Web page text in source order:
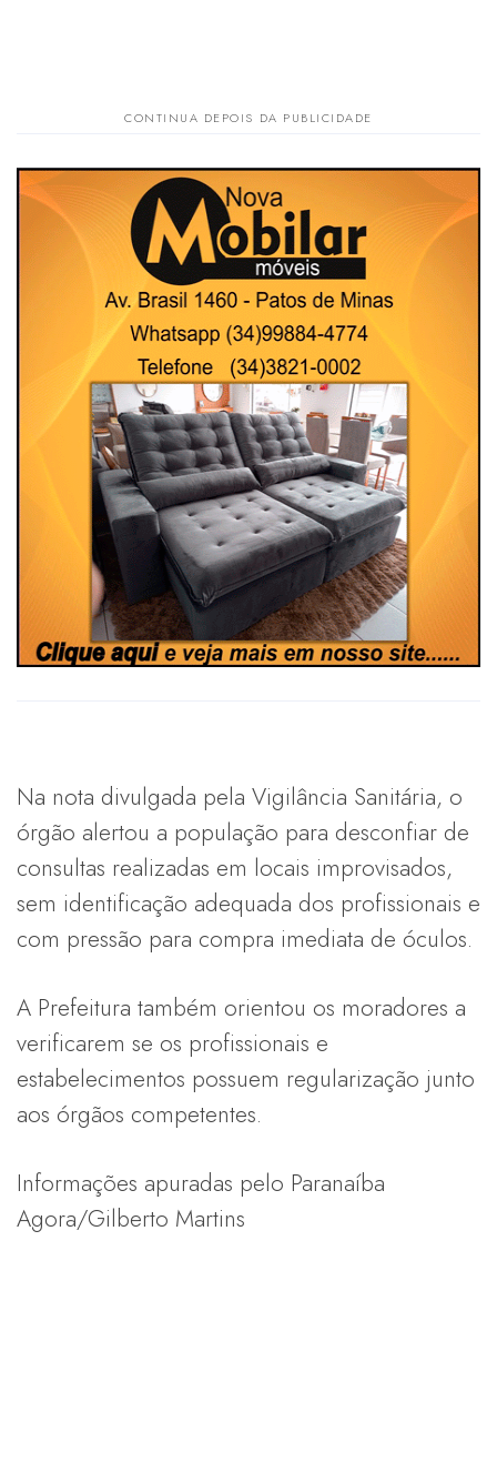
Na nota divulgada pela Vigilância Sanitária, o
órgão alertou a população para desconfiar de
consultas realizadas em locais improvisados,
sem identificação adequada dos profissionais e
com pressão para compra imediata de óculos.
A Prefeitura também orientou os moradores a
verificarem se os profissionais e
estabelecimentos possuem regularização junto
aos órgãos competentes.
Informações apuradas pelo Paranaíba
Agora/Gilberto Martins